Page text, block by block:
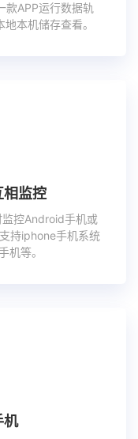
款APP运行数据轨
本机储存查看。
相监控
控Android手机或
持iphone手机系统
机等。
机